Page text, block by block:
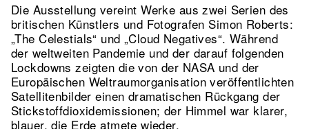
Die Ausstellung vereint Werke aus zwei Serien des
britischen Künstlers und Fotografen Simon Roberts:
„The Celestials“ und „Cloud Negatives“. Während
der weltweiten Pandemie und der darauf folgenden
Lockdowns zeigten die von der NASA und der
Europäischen Weltraumorganisation veröffentlichten
Satellitenbilder einen dramatischen Rückgang der
Stickstoffdioxidemissionen; der Himmel war klarer,
blauer, die Erde atmete wieder.